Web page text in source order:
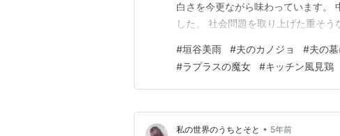
白さを今更ながら味わっています。
した。 社会問題を取り上げた重そ
向に向かって、最後は気持ちよく読
んの小説を中心に読みました↓ その
#垣谷美雨 #夫のカノジョ #夫の
#ラプラスの魔女 #キッチン風見鶏
私の世界のうちとそと • 5年前